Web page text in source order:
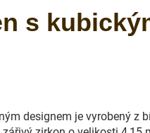
designem je vyrobený z
s